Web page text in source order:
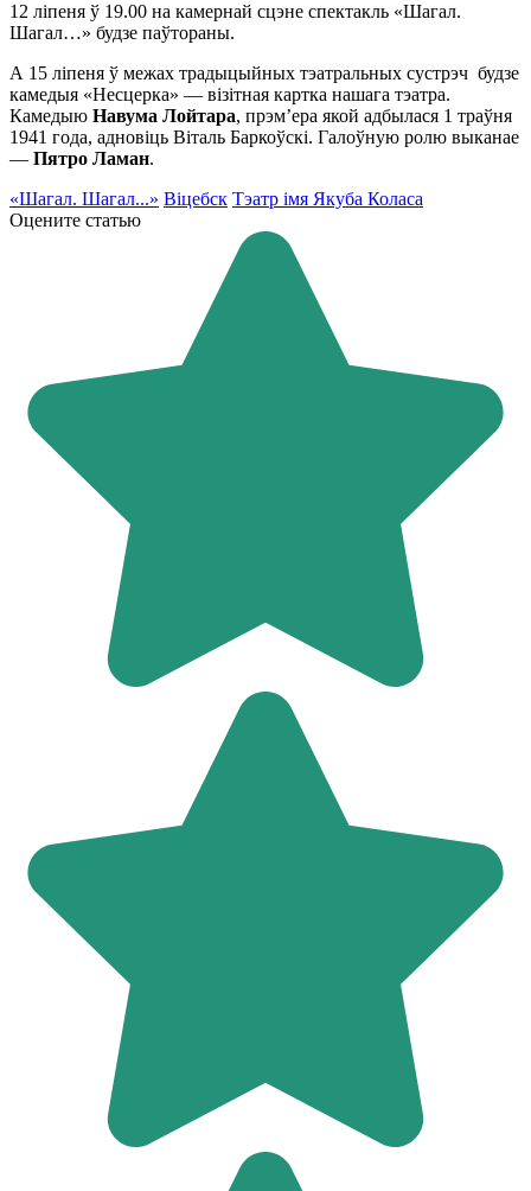
12 ліпеня ў 19.00 на камернай сцэне спектакль «Шагал.
Шагал…» будзе паўтораны.
А 15 ліпеня ў межах традыцыйных тэатральных сустрэч будзе
камедыя «Несцерка» — візітная картка нашага тэатра.
Камедыю Навума Лойтара, прэм’ера якой адбылася 1 траўня
1941 года, адновіць Віталь Баркоўскі. Галоўную ролю выканае
— Пятро Ламан.
«Шагал. Шагал...» Віцебск Тэатр імя Якуба Коласа
Оцените статью